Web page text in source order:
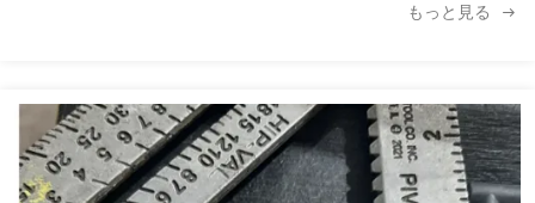
上の制約を考慮し、まだご注文がお済みでない場合は、できるだけ早くご注
もっと見る